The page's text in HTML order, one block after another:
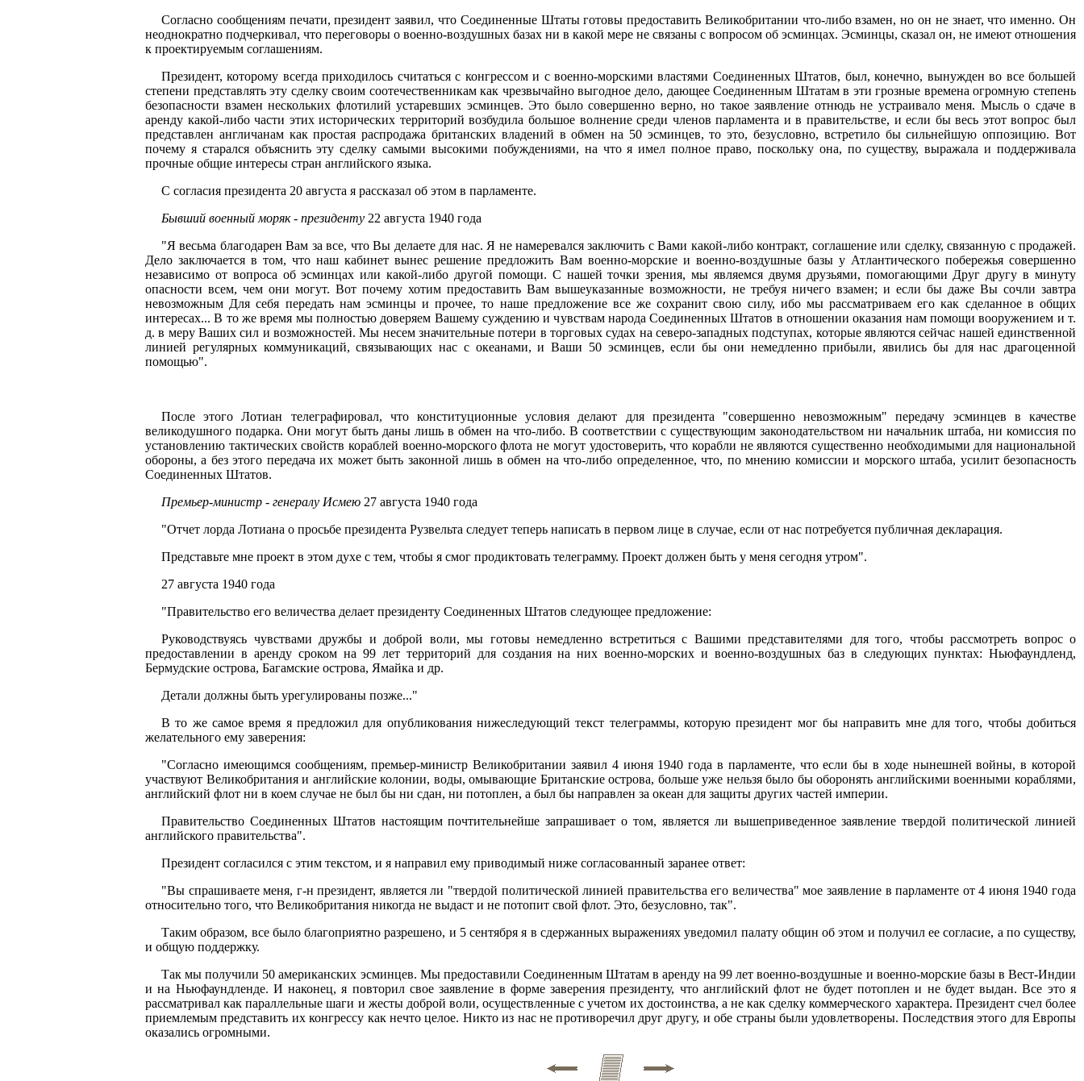
Согласно сообщениям печати, президент заявил, что Соединенные Штаты готовы предоставить Великобритании что-либо взамен, но он не знает, что именно. Он
неоднократно подчеркивал, что переговоры о военно-воздушных базах ни в какой мере не связаны с вопросом об эсминцах. Эсминцы, сказал он, не имеют отношения
к проектируемым соглашениям.
Президент, которому всегда приходилось считаться с конгрессом и с военно-морскими властями Соединенных Штатов, был, конечно, вынужден во все большей
степени представлять эту сделку своим соотечественникам как чрезвычайно выгодное дело, дающее Соединенным Штатам в эти грозные времена огромную степень
безопасности взамен нескольких флотилий устаревших эсминцев. Это было совершенно верно, но такое заявление отнюдь не устраивало меня. Мысль о сдаче в
аренду какой-либо части этих исторических территорий возбудила большое волнение среди членов парламента и в правительстве, и если бы весь этот вопрос был
представлен англичанам как простая распродажа британских владений в обмен на 50 эсминцев, то это, безусловно, встретило бы сильнейшую оппозицию. Вот
почему я старался объяснить эту сделку самыми высокими побуждениями, на что я имел полное право, поскольку она, по существу, выражала и поддерживала
прочные общие интересы стран английского языка.
С согласия президента 20 августа я рассказал об этом в парламенте.
Бывший военный моряк - президенту 22 августа 1940 года
"Я весьма благодарен Вам за все, что Вы делаете для нас. Я не намеревался заключить с Вами какой-либо контракт, соглашение или сделку, связанную с продажей.
Дело заключается в том, что наш кабинет вынес решение предложить Вам военно-морские и военно-воздушные базы у Атлантического побережья совершенно
независимо от вопроса об эсминцах или какой-либо другой помощи. С нашей точки зрения, мы являемся двумя друзьями, помогающими Друг другу в минуту
опасности всем, чем они могут. Вот почему хотим предоставить Вам вышеуказанные возможности, не требуя ничего взамен; и если бы даже Вы сочли завтра
невозможным Для себя передать нам эсминцы и прочее, то наше предложение все же сохранит свою силу, ибо мы рассматриваем его как сделанное в общих
интересах... В то же время мы полностью доверяем Вашему суждению и чувствам народа Соединенных Штатов в отношении оказания нам помощи вооружением и т.
д. в меру Ваших сил и возможностей. Мы несем значительные потери в торговых судах на северо-западных подступах, которые являются сейчас нашей единственной
линией регулярных коммуникаций, связывающих нас с океанами, и Ваши 50 эсминцев, если бы они немедленно прибыли, явились бы для нас драгоценной
помощью".
После этого Лотиан телеграфировал, что конституционные условия делают для президента "совершенно невозможным" передачу эсминцев в качестве
великодушного подарка. Они могут быть даны лишь в обмен на что-либо. В соответствии с существующим законодательством ни начальник штаба, ни комиссия по
установлению тактических свойств кораблей военно-морского флота не могут удостоверить, что корабли не являются существенно необходимыми для национальной
обороны, а без этого передача их может быть законной лишь в обмен на что-либо определенное, что, по мнению комиссии и морского штаба, усилит безопасность
Соединенных Штатов.
Премьер-министр - генералу Исмею 27 августа 1940 года
"Отчет лорда Лотиана о просьбе президента Рузвельта следует теперь написать в первом лице в случае, если от нас потребуется публичная декларация.
Представьте мне проект в этом духе с тем, чтобы я смог продиктовать телеграмму. Проект должен быть у меня сегодня утром".
27 августа 1940 года
"Правительство его величества делает президенту Соединенных Штатов следующее предложение:
Руководствуясь чувствами дружбы и доброй воли, мы готовы немедленно встретиться с Вашими представителями для того, чтобы рассмотреть вопрос о
предоставлении в аренду сроком на 99 лет территорий для создания на них военно-морских и военно-воздушных баз в следующих пунктах: Ньюфаундленд,
Бермудские острова, Багамские острова, Ямайка и др.
Детали должны быть урегулированы позже..."
В то же самое время я предложил для опубликования нижеследующий текст телеграммы, которую президент мог бы направить мне для того, чтобы добиться
желательного ему заверения:
"Согласно имеющимся сообщениям, премьер-министр Великобритании заявил 4 июня 1940 года в парламенте, что если бы в ходе нынешней войны, в которой
участвуют Великобритания и английские колонии, воды, омывающие Британские острова, больше уже нельзя было бы оборонять английскими военными кораблями,
английский флот ни в коем случае не был бы ни сдан, ни потоплен, а был бы направлен за океан для защиты других частей империи.
Правительство Соединенных Штатов настоящим почтительнейше запрашивает о том, является ли вышеприведенное заявление твердой политической линией
английского правительства".
Президент согласился с этим текстом, и я направил ему приводимый ниже согласованный заранее ответ:
"Вы спрашиваете меня, г-н президент, является ли "твердой политической линией правительства его величества" мое заявление в парламенте от 4 июня 1940 года
относительно того, что Великобритания никогда не выдаст и не потопит свой флот. Это, безусловно, так".
Таким образом, все было благоприятно разрешено, и 5 сентября я в сдержанных выражениях уведомил палату общин об этом и получил ее согласие, а по существу,
и общую поддержку.
Так мы получили 50 американских эсминцев. Мы предоставили Соединенным Штатам в аренду на 99 лет военно-воздушные и военно-морские базы в Вест-Индии
и на Ньюфаундленде. И наконец, я повторил свое заявление в форме заверения президенту, что английский флот не будет потоплен и не будет выдан. Все это я
рассматривал как параллельные шаги и жесты доброй воли, осуществленные с учетом их достоинства, а не как сделку коммерческого характера. Президент счел более
приемлемым представить их конгрессу как нечто целое. Никто из нас не противоречил друг другу, и обе страны были удовлетворены. Последствия этого для Европы
оказались огромными.